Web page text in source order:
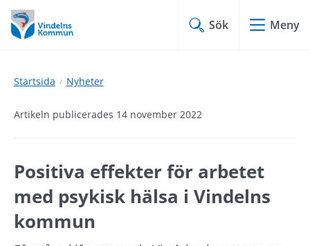
Hoppa
till
innehåll
Hoppa
till
undermeny
Sök Meny
Startsida Nyheter
Artikeln publicerades 14 november 2022
Positiva effekter för arbetet
med psykisk hälsa i Vindelns
kommun